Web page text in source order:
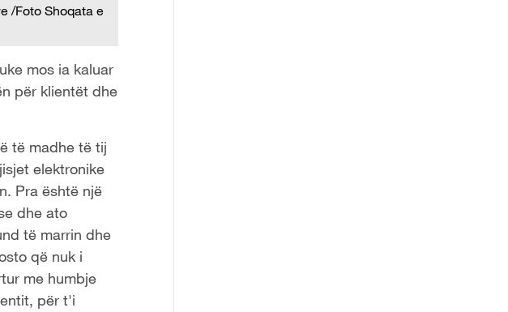
/Foto Shoqata e
mos ia kaluar
për klientët dhe
të madhe të tij
elektronike
Pra është një
dhe ato
të marrin dhe
që nuk i
me humbje
për t'i